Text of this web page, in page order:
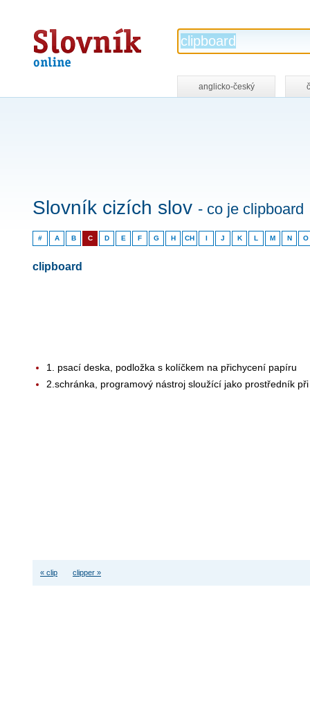
Slovník
online
anglicko-český
Slovník cizích slov - co je clipboard
# A B C D E F G H CH I J K L M N O
clipboard
1. psací deska, podložka s kolíčkem na přichycení papíru
2.schránka, programový nástroj sloužící jako prostředník
« clip clipper »